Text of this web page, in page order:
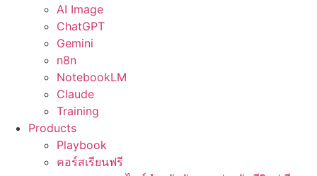
AI Image
ChatGPT
Gemini
n8n
NotebookLM
Claude
Training
Products
Playbook
คอร์สเรียนฟรี